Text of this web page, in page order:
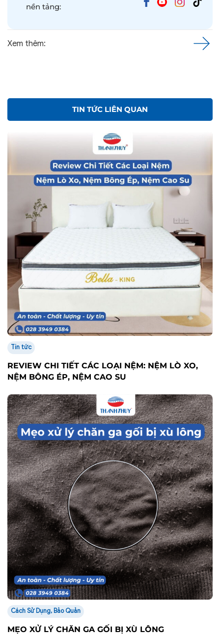
nền tảng:
Xem thêm:
TIN TỨC LIÊN QUAN
Tin tức
REVIEW CHI TIẾT CÁC LOẠI NỆM: NỆM LÒ XO,
NỆM BÔNG ÉP, NỆM CAO SU
Cách Sử Dụng, Bảo Quản
MẸO XỬ LÝ CHĂN GA GỐI BỊ XÙ LÔNG